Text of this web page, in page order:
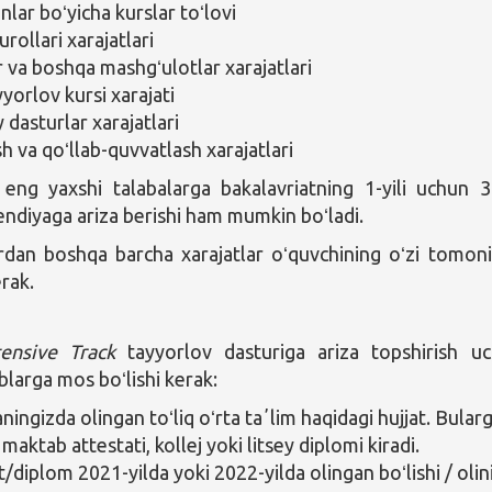
boʻyicha kurslar toʻlovi
xarajatlari
va boshqa mashgʻulotlar xarajatlari
kursi xarajati
dasturlar xarajatlari
va qoʻllab-quvvatlash xarajatlari
eng yaxshi talabalarga bakalavriatning 1-yili uchun
ariza berishi ham mumkin boʻladi.
boshqa barcha xarajatlar oʻquvchining oʻzi
Track tayyorlov dasturiga ariza topshirish
mos boʻlishi kerak:
olingan toʻliq oʻrta taʼlim haqidagi hujjat.
attestati, kollej yoki litsey diplomi kiradi.
diplom 2021-yilda yoki 2022-yilda olingan boʻlishi /